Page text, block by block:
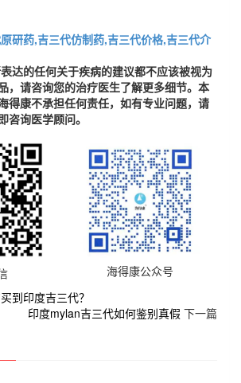
研药,吉三代仿制药,吉三代价格,吉三代介
达的任何关于疾病的建议都不应该被视为
，请咨询您的治疗医生了解更多细节。本
得康不承担任何责任，如有专业问题，请
咨询医学顾问。
海得康公众号
到印度吉三代？
印度mylan吉三代如何鉴别真假 下一篇